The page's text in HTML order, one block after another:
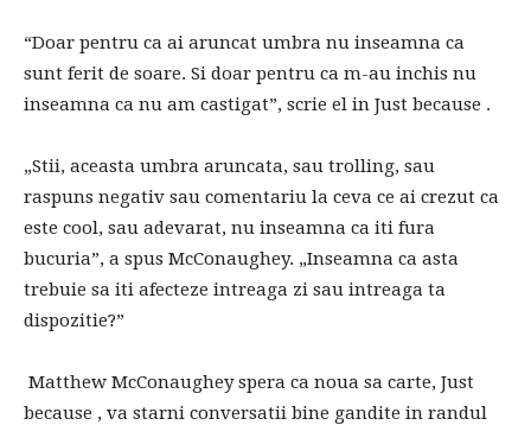
“Doar pentru ca ai aruncat umbra nu inseamna ca
sunt ferit de soare. Si doar pentru ca m-au inchis nu
inseamna ca nu am castigat”, scrie el in Just because .
„Stii, aceasta umbra aruncata, sau trolling, sau
raspuns negativ sau comentariu la ceva ce ai crezut ca
este cool, sau adevarat, nu inseamna ca iti fura
bucuria”, a spus McConaughey. „Inseamna ca asta
trebuie sa iti afecteze intreaga zi sau intreaga ta
dispozitie?”
Matthew McConaughey spera ca noua sa carte, Just
because , va starni conversatii bine gandite in randul